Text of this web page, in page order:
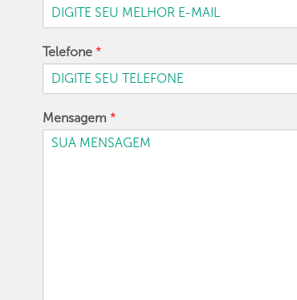
Telefone *
Mensagem *